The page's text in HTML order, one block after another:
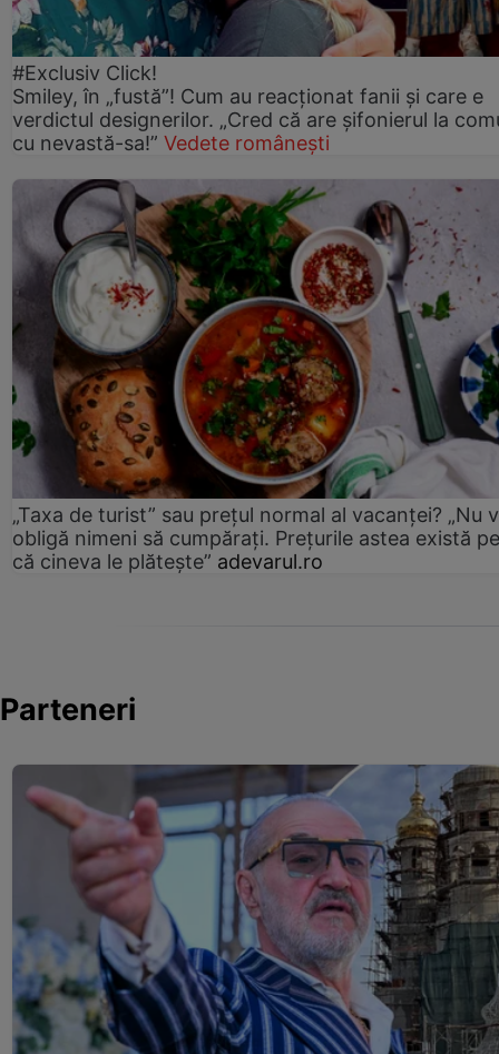
#Exclusiv Click!
Smiley, în „fustă”! Cum au reacționat fanii și care e
verdictul designerilor. „Cred că are șifonierul la
cu nevastă-sa!” Vedete românești
„Taxa de turist” sau prețul normal al vacanței? „Nu
obligă nimeni să cumpărați. Prețurile astea există
că cineva le plătește” adevarul.ro
Parteneri